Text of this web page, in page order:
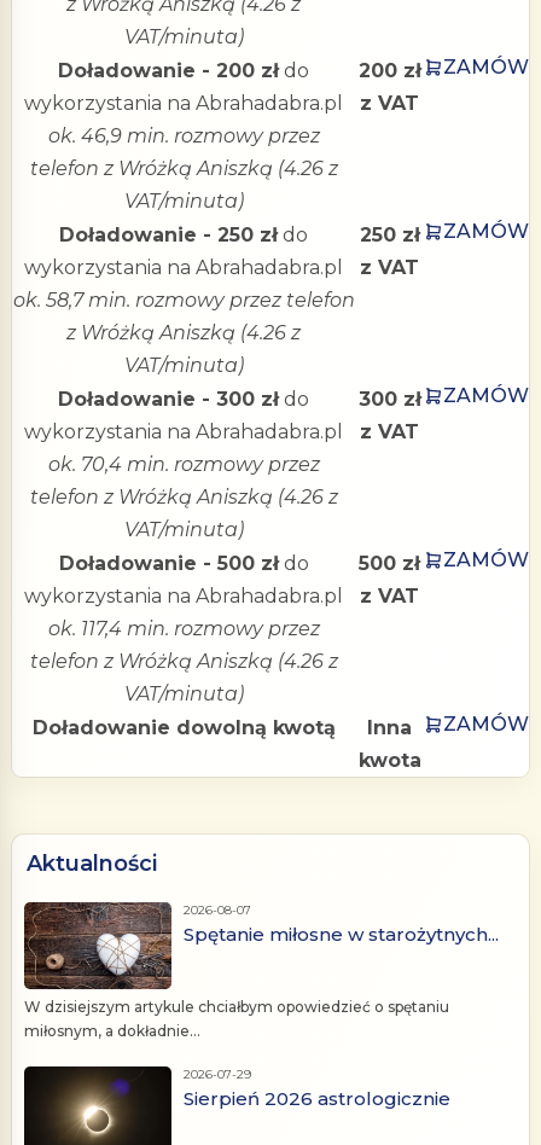
z Wróżką Aniszką (4.26 z
VAT/minuta)
Doładowanie - 200 złdo
wykorzystania na Abrahadabra.pl
ok. 46,9 min. rozmowy przez
telefon z Wróżką Aniszką (4.26 z
VAT/minuta)
200 zł
z VAT
ZAMÓW
Doładowanie - 250 złdo
wykorzystania na Abrahadabra.pl
ok. 58,7 min. rozmowy przez telefon
z Wróżką Aniszką (4.26 z
VAT/minuta)
250 zł
z VAT
ZAMÓW
Doładowanie - 300 złdo
wykorzystania na Abrahadabra.pl
ok. 70,4 min. rozmowy przez
telefon z Wróżką Aniszką (4.26 z
VAT/minuta)
300 zł
z VAT
ZAMÓW
Doładowanie - 500 złdo
wykorzystania na Abrahadabra.pl
ok. 117,4 min. rozmowy przez
telefon z Wróżką Aniszką (4.26 z
VAT/minuta)
500 zł
z VAT
ZAMÓW
Doładowanie dowolną kwotą
Inna
kwota
ZAMÓW
Aktualności
2026-08-07
Spętanie miłosne w starożytnych...
W dzisiejszym artykule chciałbym opowiedzieć o spętaniu
miłosnym, a dokładnie...
2026-07-29
Sierpień 2026 astrologicznie